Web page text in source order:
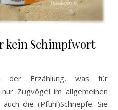
kein Schimpfwort
der Erzählung, was für
Zugvögel im allgemeinen
die (Pfuhl)Schnepfe. Sie